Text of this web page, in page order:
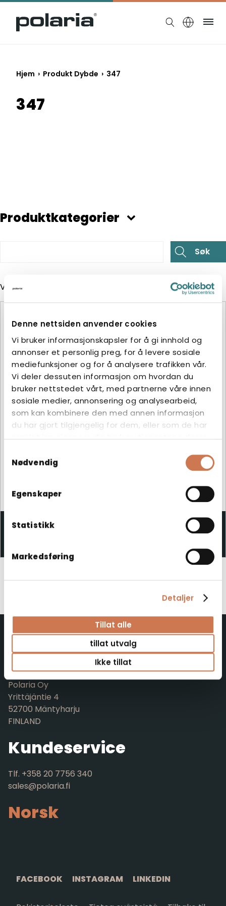
Denne nettsiden anvender cookies
Vi bruker informasjonskapsler for å gi innhold og
annonser et personlig preg, for å levere sosiale
mediefunksjoner og for å analysere trafikken vår.
Vi deler dessuten informasjon om hvordan du
bruker nettstedet vårt, med partnerne våre innen
sosiale medier, annonsering og analysearbeid,
som kan kombinere den med annen informasjon
du har gjort tilgjengelig for dem, eller som de har
Nødvendig
Egenskaper
Statistikk
Markedsføring
Detaljer
Tillat alle
tillat utvalg
Ikke tillat
https://polaria.fi/name
Hjem › Produkt Dybde › 347
347
Produktkategorier
Viser det ene resultatet
SOLO 400 X 400 KURV
Polaria Oy
Polaria Oy
Yrittäjäntie 4
52700 Mäntyharju
FINLAND
Kundeservice
Tlf. +358 20 7756 340
sales@polaria.fi
Norsk
FACEBOOK INSTAGRAM LINKEDIN